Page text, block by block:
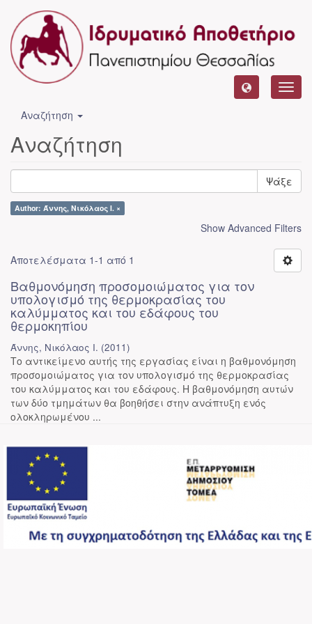
Αναζήτηση
Αναζήτηση
Ψάξε
Author: Άννης, Νικόλαος Ι. ×
Show Advanced Filters
Αποτελέσματα 1-1 από 1
Βαθμονόμηση προσομοιώματος για τον
υπολογισμό της θερμοκρασίας του
καλύμματος και του εδάφους του
θερμοκηπίου
Άννης, Νικόλαος Ι. (2011)
Το αντικείμενο αυτής της εργασίας είναι η βαθμονόμηση
προσομοιώματος για τον υπολογισμό της θερμοκρασίας
του καλύμματος και του εδάφους. Η βαθμονόμηση αυτών
των δύο τμημάτων θα βοηθήσει στην ανάπτυξη ενός
ολοκληρωμένου ...